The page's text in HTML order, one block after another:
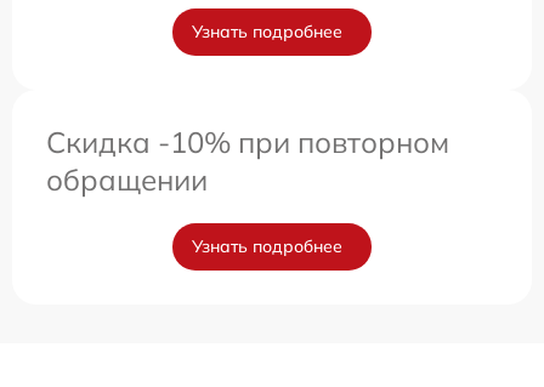
Узнать подробнее
Скидка -10% при повторном
обращении
Узнать подробнее